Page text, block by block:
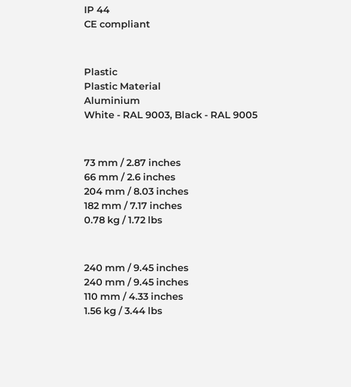
IP 44
CE compliant
Plastic
Plastic Material
Aluminium
White - RAL 9003, Black - RAL 9005
73 mm / 2.87 inches
66 mm / 2.6 inches
204 mm / 8.03 inches
182 mm / 7.17 inches
0.78 kg / 1.72 lbs
240 mm / 9.45 inches
240 mm / 9.45 inches
110 mm / 4.33 inches
1.56 kg / 3.44 lbs